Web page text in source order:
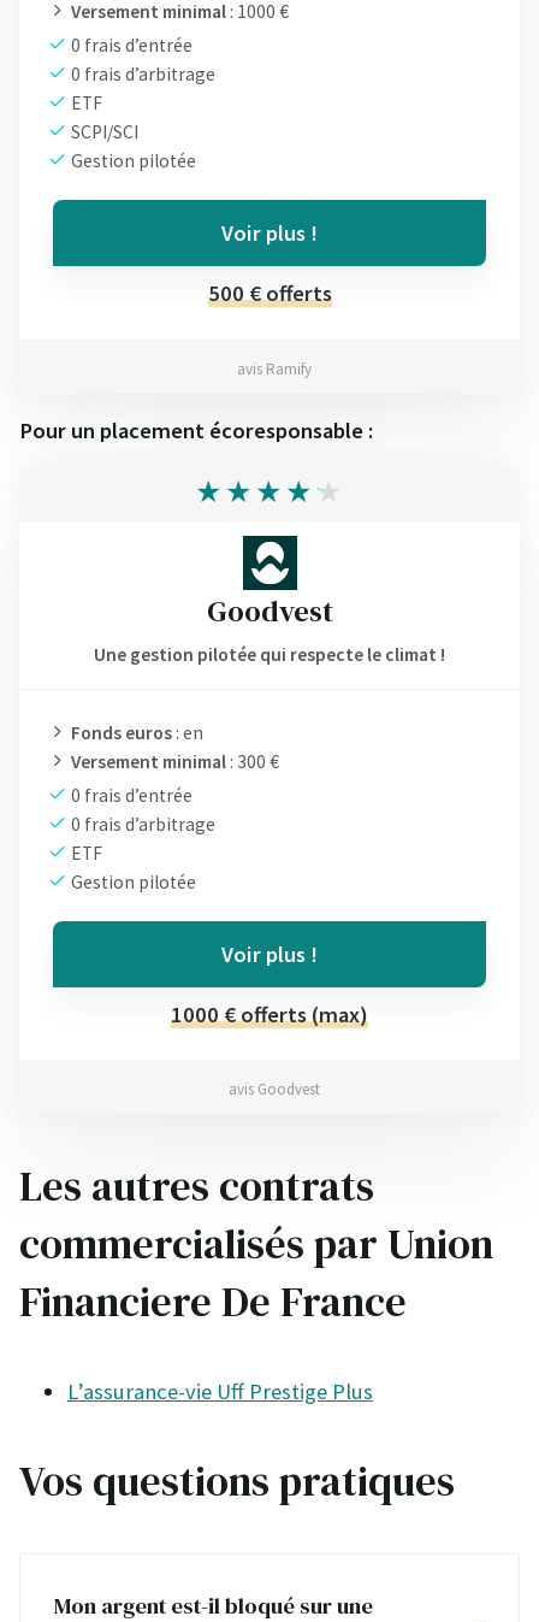
Versement minimal : 1000 €
0 frais d’entrée
0 frais d’arbitrage
ETF
SCPI/SCI
Gestion pilotée
Voir plus !
500 € offerts
avis Ramify
Pour un placement écoresponsable :
Goodvest
Une gestion pilotée qui respecte le climat !
Fonds euros : en
Versement minimal : 300 €
0 frais d’entrée
0 frais d’arbitrage
ETF
Gestion pilotée
Voir plus !
1000 € offerts (max)
avis Goodvest
Les autres contrats
commercialisés par Union
Financiere De France
L’assurance-vie Uff Prestige Plus
Vos questions pratiques
Mon argent est-il bloqué sur une